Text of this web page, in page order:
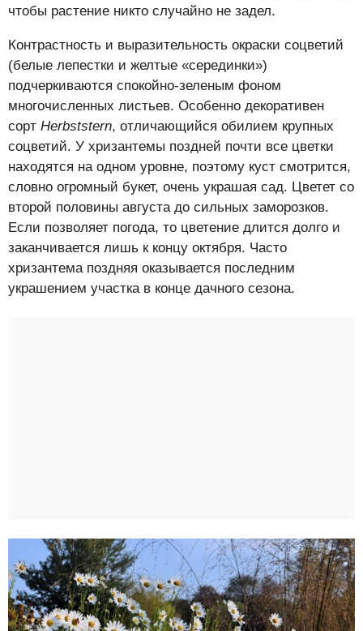
чтобы растение никто случайно не задел.
Контрастность и выразительность окраски соцветий
(белые лепестки и желтые «серединки»)
подчеркиваются спокойно-зеленым фоном
многочисленных листьев. Особенно декоративен
сорт Herbststern, отличающийся обилием крупных
соцветий. У хризантемы поздней почти все цветки
находятся на одном уровне, поэтому куст смотрится,
словно огромный букет, очень украшая сад. Цветет со
второй половины августа до сильных заморозков.
Если позволяет погода, то цветение длится долго и
заканчивается лишь к концу октября. Часто
хризантема поздняя оказывается последним
украшением участка в конце дачного сезона.